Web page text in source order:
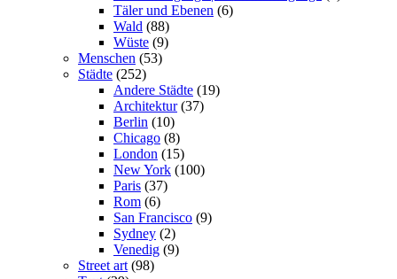
Täler und Ebenen (6)
Wald (88)
Wüste (9)
Menschen (53)
Städte (252)
Andere Städte (19)
Architektur (37)
Berlin (10)
Chicago (8)
London (15)
New York (100)
Paris (37)
Rom (6)
San Francisco (9)
Sydney (2)
Venedig (9)
Street art (98)